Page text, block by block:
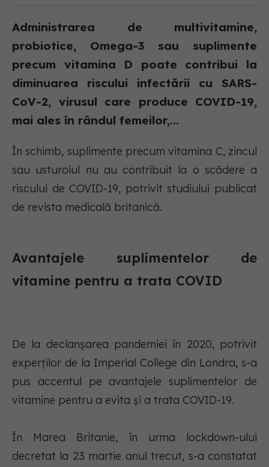
Administrarea de multivitamine,
probiotice, Omega-3 sau suplimente
precum vitamina D poate contribui la
diminuarea riscului infectării cu SARS-
CoV-2, virusul care produce COVID-19,
mai ales în rândul femeilor,...
În schimb, suplimente precum vitamina C, zincul
sau usturoiul nu au contribuit la o scădere a
riscului de COVID-19, potrivit studiului publicat
de revista medicală britanică.
Avantajele suplimentelor de
vitamine pentru a trata COVID
De la declanşarea pandemiei în 2020, potrivit
experţilor de la Imperial College din Londra, s-a
pus accentul pe avantajele suplimentelor de
vitamine pentru a evita şi a trata COVID-19.
În Marea Britanie, în urma lockdown-ului
decretat la 23 martie anul trecut, s-a constatat